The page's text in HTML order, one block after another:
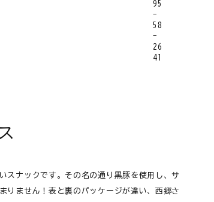
スナックです。その名の通り黒豚を使用し、サ
りません！表と裏のパッケージが違い、西郷さ